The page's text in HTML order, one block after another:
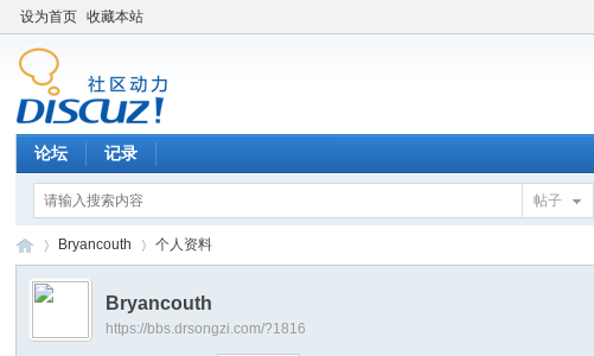
设为首页 收藏本站
论坛 记录
帖子
›
Bryancouth 个人资料
Bryancouth
https://bbs.drsongzi.com/?1816